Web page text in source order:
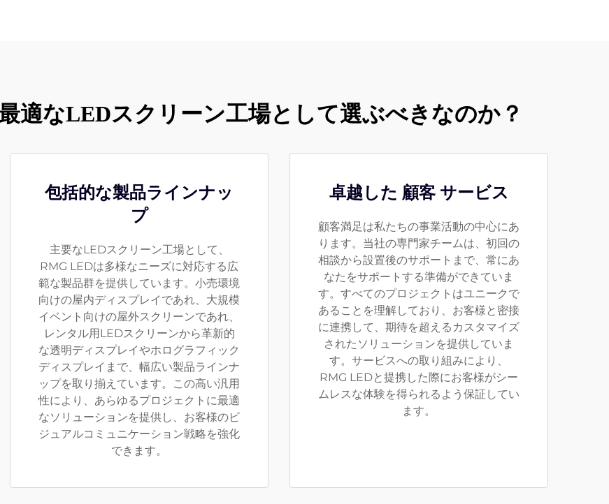
適なLEDスクリーン工場として選ぶべきなのか？
包括的な製品ラインナッ
プ
主要なLEDスクリーン工場として、
RMG LEDは多様なニーズに対応する広
範な製品群を提供しています。小売環境
向けの屋内ディスプレイであれ、大規模
イベント向けの屋外スクリーンであれ、
レンタル用LEDスクリーンから革新的
な透明ディスプレイやホログラフィック
ディスプレイまで、幅広い製品ラインナ
ップを取り揃えています。この高い汎用
性により、あらゆるプロジェクトに最適
なソリューションを提供し、お客様のビ
ジュアルコミュニケーション戦略を強化
できます。
卓越した 顧客 サービス
顧客満足は私たちの事業活動の中心にあ
ります。当社の専門家チームは、初回の
相談から設置後のサポートまで、常にあ
なたをサポートする準備ができていま
す。すべてのプロジェクトはユニークで
あることを理解しており、お客様と密接
に連携して、期待を超えるカスタマイズ
されたソリューションを提供していま
す。サービスへの取り組みにより、
RMG LEDと提携した際にお客様がシー
ムレスな体験を得られるよう保証してい
ます。